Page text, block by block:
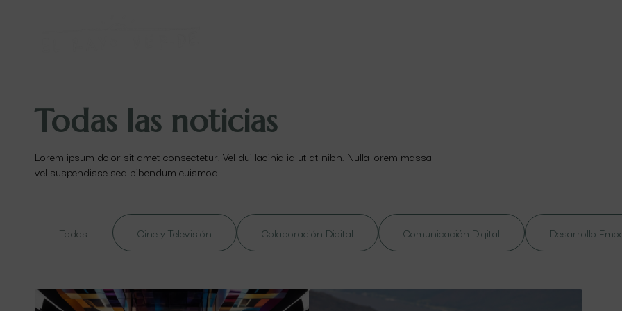
Todas las noticias
Lorem ipsum dolor sit amet consectetur. Vel dui lacinia id ut at nibh. Nulla lorem massa
vel suspendisse sed bibendum euismod.
Todas Cine y Televisión Colaboración Digital Comunicación Digital Desarrollo